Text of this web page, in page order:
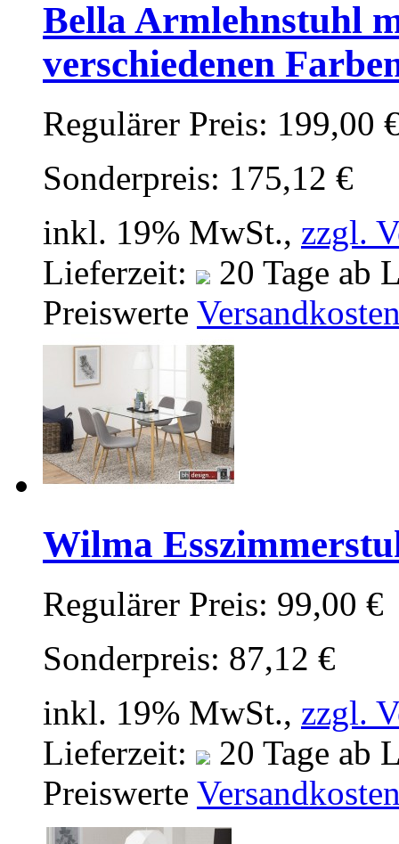
Bella Armlehnstuhl
verschiedenen
Regulärer Preis: 199,00
Sonderpreis: 175,12 €
inkl. 19% MwSt., zzgl.
Lieferzeit:
20 Tage ab
Preiswerte
Wilma
Regulärer Preis: 99,00 €
Sonderpreis: 87,12 €
inkl. 19% MwSt., zzgl.
Lieferzeit:
20 Tage ab
Preiswerte